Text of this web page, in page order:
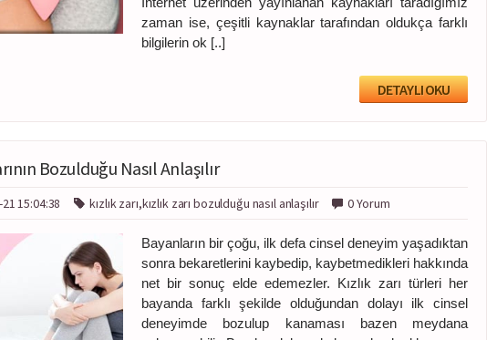
zaman ise, çeşitli kaynaklar tarafından oldukça farklı
bilgilerin ok [..]
DETAYLI OKU
Bozulduğu Nasıl Anlaşılır
15:04:38 kızlık zarı,kızlık zarı bozulduğu nasıl anlaşılır 0 Yorum
Bayanların bir çoğu, ilk defa cinsel deneyim yaşadıktan
sonra bekaretlerini kaybedip, kaybetmedikleri hakkında
net bir sonuç elde edemezler. Kızlık zarı türleri her
bayanda farklı şekilde olduğundan dolayı ilk cinsel
deneyimde bozulup kanaması bazen meydana